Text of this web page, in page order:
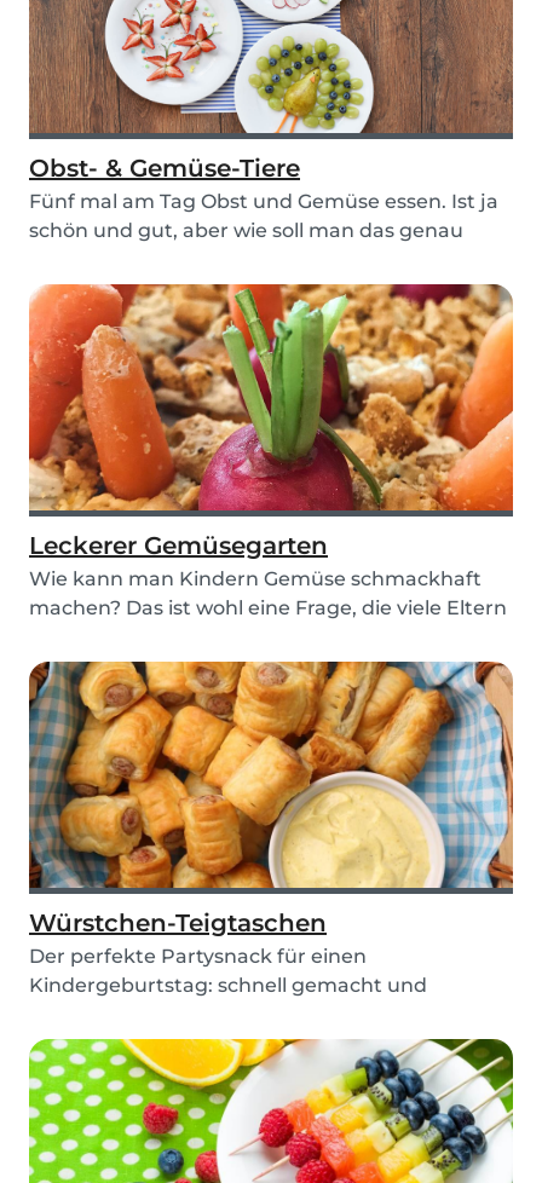
Obst- & Gemüse-Tiere
Fünf mal am Tag Obst und Gemüse essen. Ist ja
schön und gut, aber wie soll man das genau
Leckerer Gemüsegarten
Wie kann man Kindern Gemüse schmackhaft
machen? Das ist wohl eine Frage, die viele Eltern
Würstchen-Teigtaschen
Der perfekte Partysnack für einen
Kindergeburtstag: schnell gemacht und